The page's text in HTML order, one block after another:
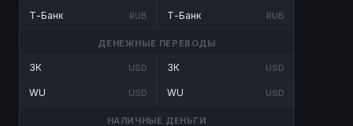
Т-Банк RUB Т-Банк RUB
ДЕНЕЖНЫЕ ПЕРЕВОДЫ
ЗК USD
WU USD
ЗК USD
WU USD
НАЛИЧНЫЕ ДЕНЬГИ